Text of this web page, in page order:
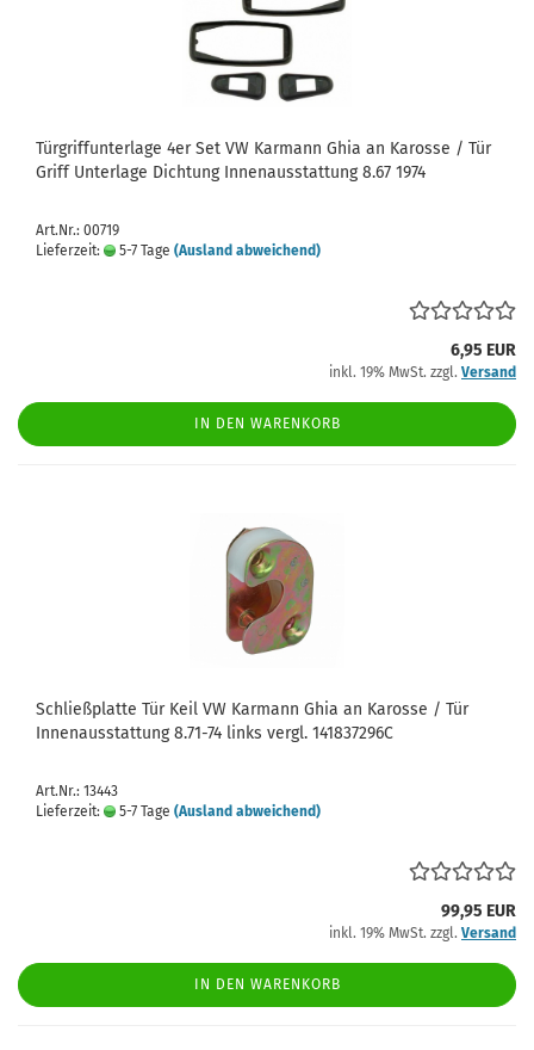
Türgriffunterlage 4er Set VW Karmann Ghia an Karosse / Tür
Griff Unterlage Dichtung Innenausstattung 8.67 1974
Art.Nr.: 00719
Lieferzeit:
5-7 Tage (Ausland abweichend)
6,95 EUR
inkl. 19% MwSt. zzgl. Versand
IN DEN WARENKORB
Schließplatte Tür Keil VW Karmann Ghia an Karosse / Tür
Innenausstattung 8.71-74 links vergl. 141837296C
Art.Nr.: 13443
Lieferzeit:
5-7 Tage (Ausland abweichend)
99,95 EUR
inkl. 19% MwSt. zzgl. Versand
IN DEN WARENKORB